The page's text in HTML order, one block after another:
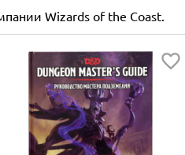
Wizards of the Coast.